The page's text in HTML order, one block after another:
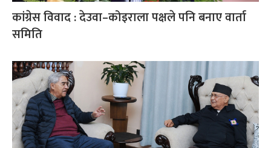
कांग्रेस विवाद : देउवा–कोइराला पक्षले पनि बनाए वार्ता
समिति